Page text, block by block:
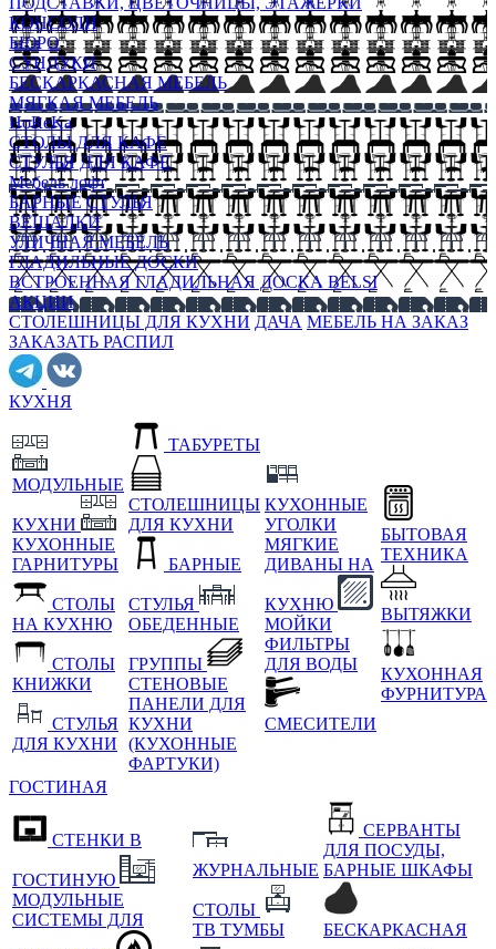
КОНСОЛИ
БЮРО
СУНДУКИ
БЕСКАРКАСНАЯ МЕБЕЛЬ
МЯГКАЯ МЕБЕЛЬ
HoReKa
СТОЛЫ ДЛЯ КАФЕ
СТУЛЬЯ ДЛЯ КАФЕ
Мебель лофт
БАРНЫЕ СТУЛЬЯ
ВЕШАЛКИ
УЛИЧНАЯ МЕБЕЛЬ
ГЛАДИЛЬНЫЕ ДОСКИ
ВСТРОЕННАЯ ГЛАДИЛЬНАЯ ДОСКА BELSI
АКЦИИ
СТОЛЕШНИЦЫ ДЛЯ КУХНИ ДАЧА МЕБЕЛЬ НА ЗАКАЗ
ЗАКАЗАТЬ РАСПИЛ
КУХНЯ
МОДУЛЬНЫЕ
КУХНИ
КУХОННЫЕ
ГАРНИТУРЫ
СТОЛЫ
НА КУХНЮ
СТОЛЫ
КНИЖКИ
СТУЛЬЯ
ДЛЯ КУХНИ
ТАБУРЕТЫ
СТОЛЕШНИЦЫ
ДЛЯ КУХНИ
БАРНЫЕ
СТУЛЬЯ
ОБЕДЕННЫЕ
ГРУППЫ
СТЕНОВЫЕ
ПАНЕЛИ ДЛЯ
КУХНИ
(КУХОННЫЕ
ФАРТУКИ)
КУХОННЫЕ
УГОЛКИ
МЯГКИЕ
ДИВАНЫ НА
КУХНЮ
МОЙКИ
ФИЛЬТРЫ
ДЛЯ ВОДЫ
СМЕСИТЕЛИ
БЫТОВАЯ
ТЕХНИКА
ВЫТЯЖКИ
КУХОННАЯ
ФУРНИТУРА
ГОСТИНАЯ
СТЕНКИ В
ГОСТИНУЮ
МОДУЛЬНЫЕ
СИСТЕМЫ ДЛЯ
ЖУРНАЛЬНЫЕ
СТОЛЫ
ТВ ТУМБЫ
СЕРВАНТЫ
ДЛЯ ПОСУДЫ,
БАРНЫЕ ШКАФЫ
БЕСКАРКАСНАЯ